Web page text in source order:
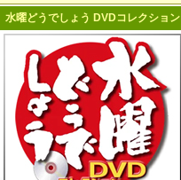
水曜どうでしょう DVDコレクション